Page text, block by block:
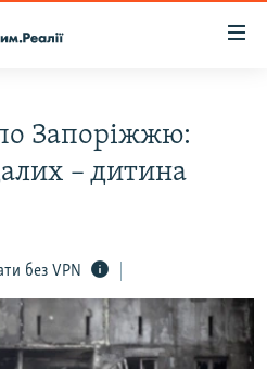
Запоріжжю:
– дитина
без VPN